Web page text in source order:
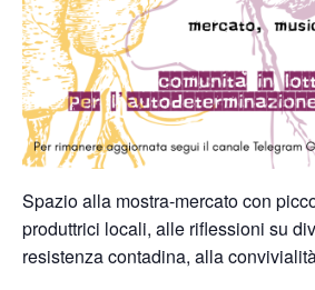
Spazio alla mostra-mercato con
produttrici locali, alle riflessioni su
resistenza contadina, alla